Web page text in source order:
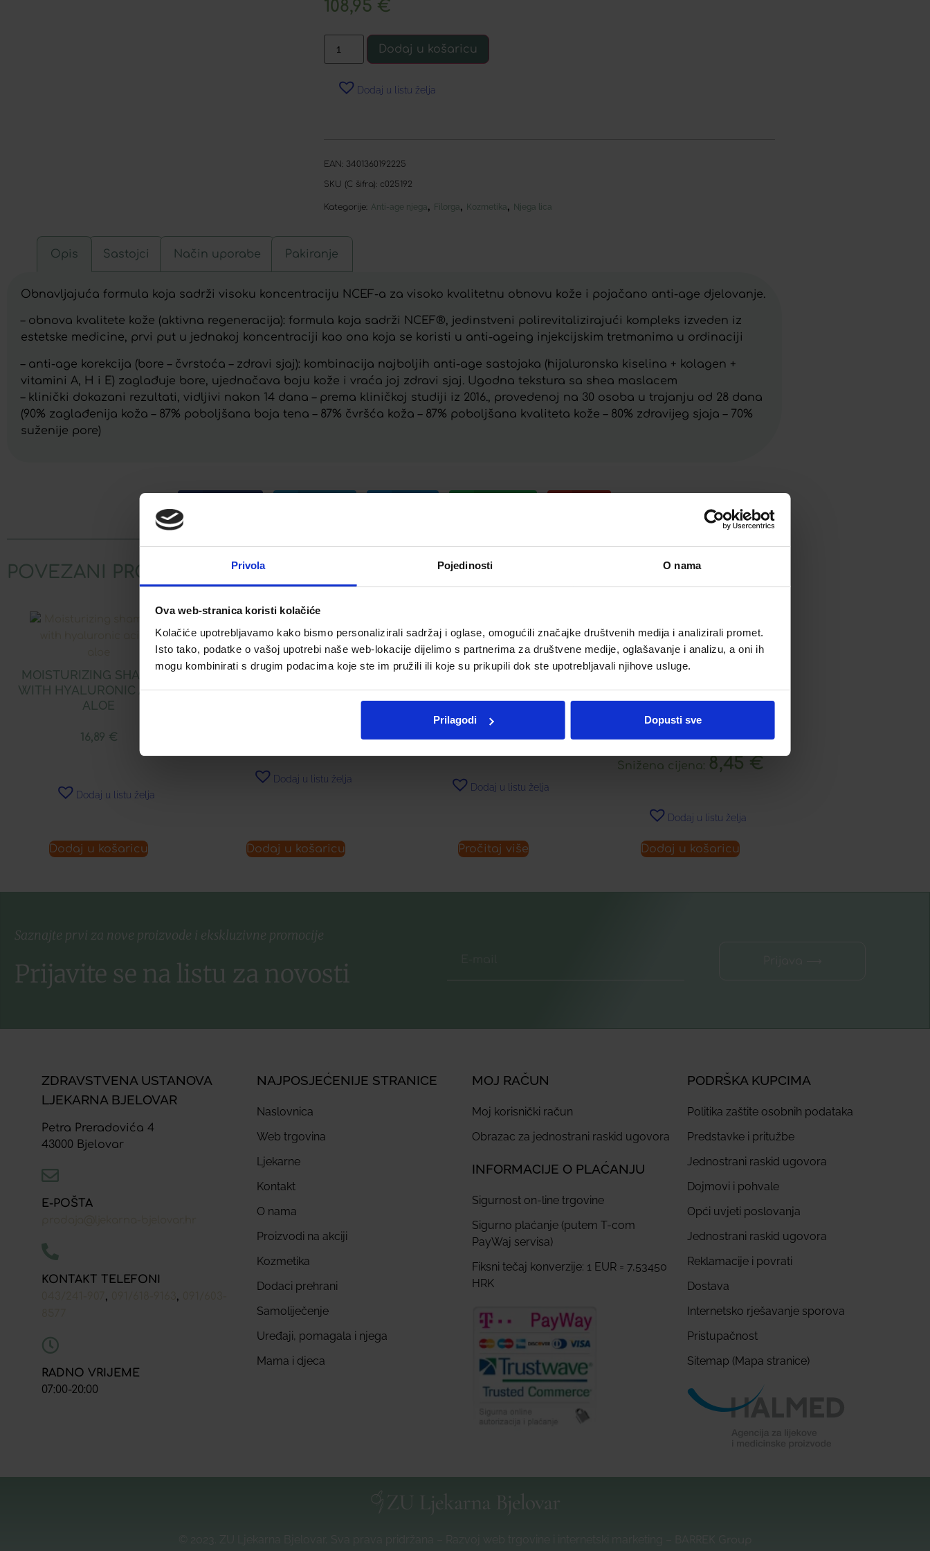
Privola Pojedinosti O nama
Ova web-stranica koristi kolačiće
Kolačiće upotrebljavamo kako bismo personalizirali sadržaj i oglase, omogućili značajke društvenih medija i analizirali promet.
Isto tako, podatke o vašoj upotrebi naše web-lokacije dijelimo s partnerima za društvene medije, oglašavanje i analizu, a oni ih
mogu kombinirati s drugim podacima koje ste im pružili ili koje su prikupili dok ste upotrebljavali njihove usluge.
Prilagodi Dopusti sve
108,95 €
Dodaj u košaricu
Dodaj u listu želja
EAN: 3401360192225
SKU (C šifra): c025192
Kategorije: Anti-age njega, Filorga, Kozmetika, Njega lica
Opis Sastojci Način uporabe Pakiranje
Obnavljajuća formula koja sadrži visoku koncentraciju NCEF-a za visoko kvalitetnu obnovu kože i pojačano anti-age djelovanje.
– obnova kvalitete kože (aktivna regeneracija): formula koja sadrži NCEF®, jedinstveni polirevitalizirajući kompleks izveden iz
estetske medicine, prvi put u jednakoj koncentraciji kao ona koja se koristi u anti-ageing injekcijskim tretmanima u ordinaciji
– anti-age korekcija (bore – čvrstoća – zdravi sjaj): kombinacija najboljih anti-age sastojaka (hijaluronska kiselina + kolagen +
vitamini A, H i E) zaglađuje bore, ujednačava boju kože i vraća joj zdravi sjaj. Ugodna tekstura sa shea maslacem
– klinički dokazani rezultati, vidljivi nakon 14 dana – prema kliničkoj studiji iz 2016., provedenoj na 30 osoba u trajanju od 28 dana
(90% zaglađenija koža – 87% poboljšana boja tena – 87% čvršća koža – 87% poboljšana kvaliteta kože – 80% zdravijeg sjaja – 70%
suženije pore)
POVEZANI PROIZVODI
MOISTURIZING SHAMPOO
WITH HYALURONIC ACID &
ALOE
16,89 €
Dodaj u listu želja
Dodaj u košaricu
LERBOLARIO BAOBAB
ŠAMPON ZA TUŠIRANJE
Dodaj u listu želja
Dodaj u košaricu
LERBOLARIO ARGAN KREMA
ZA LICE S ULJEM ARGANA
33,73
Dodaj u listu želja
Pročitaj više
APIVITA GEL ZA UMIVANJE
MASNE I MJEŠOVITE KOŽE
LICA
Najniža cijena u zadnjih 30 dana:16,89€
Snižena cijena: 8,45 €
Dodaj u listu želja
Dodaj u košaricu
Saznajte prvi za nove proizvode i ekskluzivne promocije
Prijavite se na listu za novosti
ZDRAVSTVENA USTANOVA
LJEKARNA BJELOVAR
Petra Preradovića 4
43000 Bjelovar
E-POŠTA
KONTAKT TELEFONI
, ,
RADNO VRIJEME
07:00-20:00
NAJPOSJEĆENIJE STRANICE
Naslovnica
Web trgovina
Ljekarne
Kontakt
O nama
Proizvodi na akciji
Kozmetika
Dodaci prehrani
Samoliječenje
Uređaji, pomagala i njega
Mama i djeca
MOJ RAČUN
Moj korisnički račun
Obrazac za jednostrani raskid ugovora
INFORMACIJE O PLAĆANJU
Sigurnost on-line trgovine
Sigurno plaćanje (putem T-com
PayWaj servisa)
Fiksni tečaj konverzije: 1 EUR = 7,53450
HRK
PODRŠKA KUPCIMA
Politika zaštite osobnih podataka
Predstavke i pritužbe
Jednostrani raskid ugovora
Dojmovi i pohvale
Opći uvjeti poslovanja
Jednostrani raskid ugovora
Reklamacije i povrati
Dostava
Internetsko rješavanje sporova
Pristupačnost
Sitemap (Mapa stranice)